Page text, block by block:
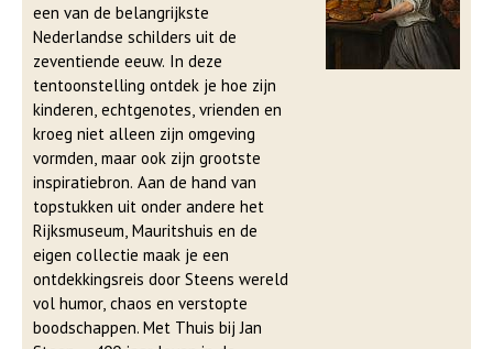
een van de belangrijkste
Nederlandse schilders uit de
zeventiende eeuw. In deze
tentoonstelling ontdek je hoe zijn
kinderen, echtgenotes, vrienden en
kroeg niet alleen zijn omgeving
vormden, maar ook zijn grootste
inspiratiebron. Aan de hand van
topstukken uit onder andere het
Rijksmuseum, Mauritshuis en de
eigen collectie maak je een
ontdekkingsreis door Steens wereld
vol humor, chaos en verstopte
boodschappen. Met Thuis bij Jan